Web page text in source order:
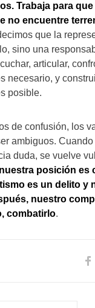
Trabaja para
no encuentre
que la
sino una
articular,
necesario, y
posible.
de confusión, los
ambiguos. Cuando
duda, se vuelve
nuestra posición es
es un delito y
nuestro
combatirlo.